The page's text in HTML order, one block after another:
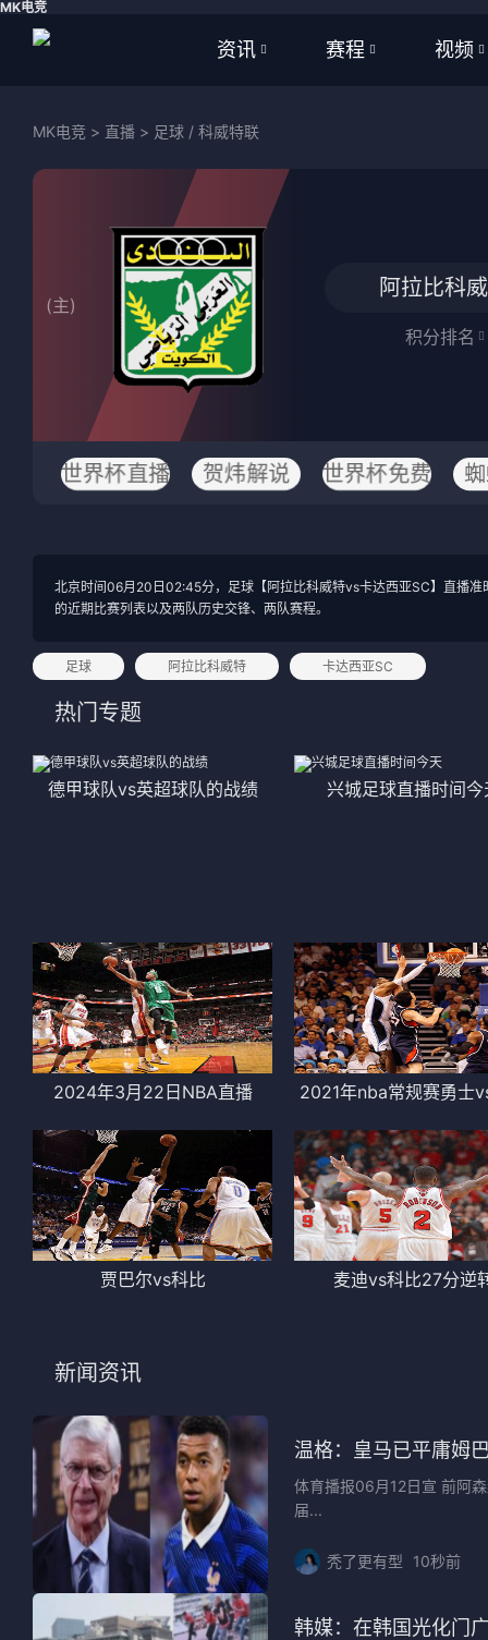
MK电竞
资讯
体育
英超
西甲
德甲
欧冠
NBA
赛程
西甲
视频
MK电竞 > 直播 > 足球 / 科威特联
(主)
阿拉比科
积分排名
世界杯直播 贺炜解说 世界杯免费
北京时间06月20日02:45分，足球【阿拉比科威特vs卡达西亚SC】直播
的近期比赛列表以及两队历史交锋、两队赛程。
足球 阿拉比科威特 卡达西亚SC
热门专题
德甲球队vs英超球队的战绩 兴城足球直播时间今
2024年3月22日NBA直播 2021年nba常规赛勇士
贾巴尔vs科比 麦迪vs科比27分逆
新闻资讯
温格：皇马已平庸姆
体育播报06月12日宣 前阿
届...
秃了更有型 10秒前
韩媒：在韩国光化门